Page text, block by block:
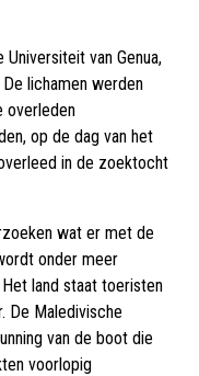
van Genua,
lichamen werden
overleden
op de dag van het
in de zoektocht
wat er met de
onder meer
land staat toeristen
De Maledivische
van de boot die
voorlopig